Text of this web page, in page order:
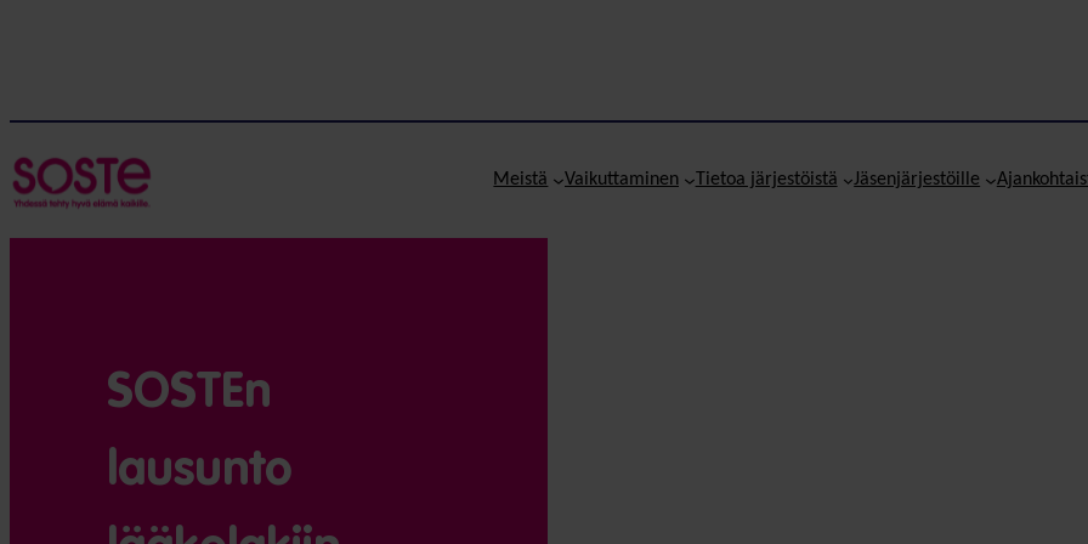
Meistä Vaikuttaminen Tietoa järjestöistä Jäsenjärjestöille
SOSTEn
lausunto